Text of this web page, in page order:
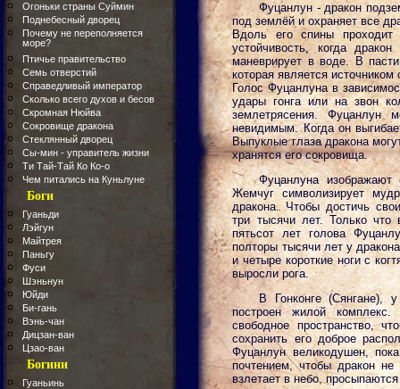
Огоньки страны Суймин
Поднебесный дворец
Почему не переполняется
море?
Птичье правительство
Семь отверстий
Справедливый император
Сколько всего духов и бесов
Скромная Нюйва
Сокровище дракона
Стеклянный дворец
Сы-мин - управитель жизни
Ти Тай-Тай Ко Ко-о
Чем питались на Куньлуне
Боги
Гуаньди
Лэйгун
Майтрея
Паньгу
Фуси
Шэньнун
Юйди
Би-гань
Вэнь-чан
Дицзан-ван
Цзао-ван
Богини
Гуаньинь
Фуцанлун - дракон
под землёй и охраняет все
Вдоль его спины проходит
устойчивость, когда
маневрирует в воде. В
которая является
Голос Фуцанлуна в
удары гонга или на звон
землетрясения. Фуцанлун
невидимым. Когда он
Выпуклые глаза дракона
хранятся его сокровища.
Фуцанлуна
Жемчуг символизирует
дракона. Чтобы достичь
три тысячи лет. Только
пятьсот лет голова
полторы тысячи лет у
и четыре короткие ноги с
выросли рога.
В Гонконге (Сянгане),
построен жилой
свободное пространство,
сохранить его доброе
Фуцанлун великодушен,
почтением, чтобы дракон
взлетает в небо,